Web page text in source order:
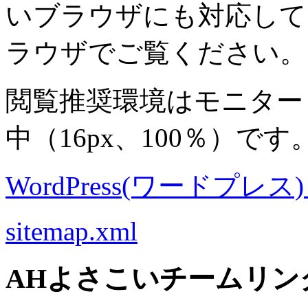
いブラウザにも対応し
ラウザでご覧ください。
閲覧推奨環境はモニター
中
（16px、100％）です
WordPress(ワードプレス)
sitemap.xml
AHよさこいチームリ